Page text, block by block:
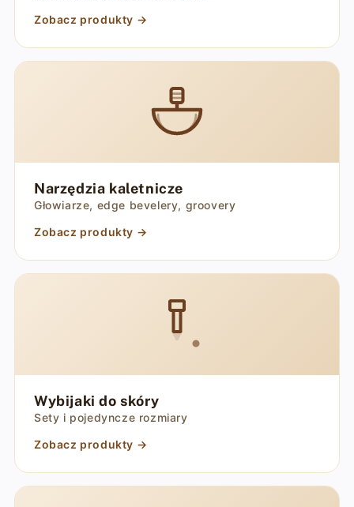
Zobacz produkty →
Narzędzia kaletnicze
Głowiarze, edge bevelery, groovery
Zobacz produkty →
Wybijaki do skóry
Sety i pojedyncze rozmiary
Zobacz produkty →